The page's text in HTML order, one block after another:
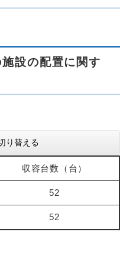
設の配置に関す
り替える
収容台数（台）
52
52